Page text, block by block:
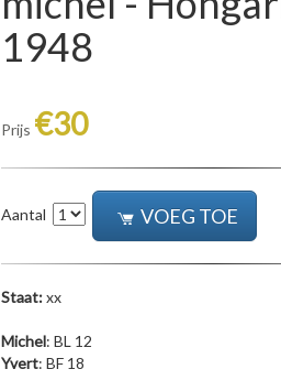
1948
Prijs €30
Aantal VOEG TOE
Staat:xx
Michel: BL 12
Yvert: BF 18